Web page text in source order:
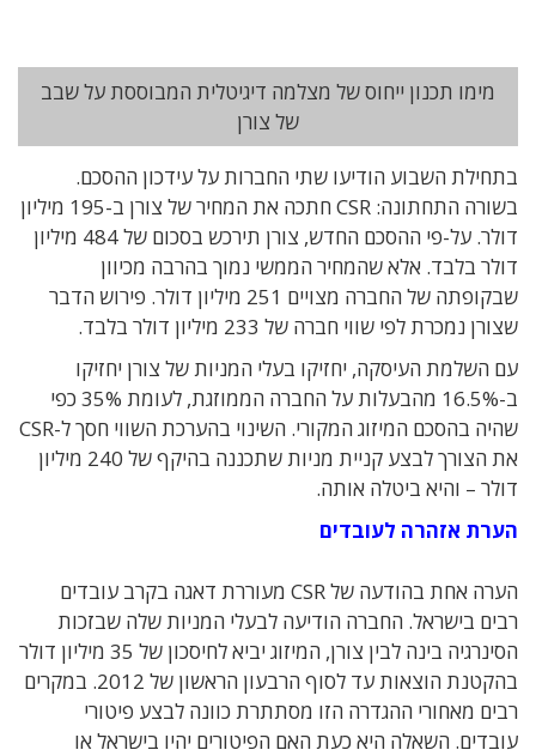
מימו תכנון ייחוס של מצלמה דיגיטלית המבוססת על שבב
של צורן
בתחילת השבוע הודיעו שתי החברות על עידכון ההסכם.
בשורה התחתונה: CSR חתכה את המחיר של צורן ב-195 מיליון
דולר. על-פי ההסכם החדש, צורן תירכש בסכום של 484 מיליון
דולר בלבד. אלא שהמחיר הממשי נמוך בהרבה מכיוון
שבקופתה של החברה מצויים 251 מיליון דולר. פירוש הדבר
שצורן נמכרת לפי שווי חברה של 233 מיליון דולר בלבד.
עם השלמת העיסקה, יחזיקו בעלי המניות של צורן יחזיקו
ב-16.5% מהבעלות על החברה הממוזגת, לעומת 35% כפי
שהיה בהסכם המיזוג המקורי. השינוי בהערכת השווי חסך ל-CSR
את הצורך לבצע קניית מניות שתכננה בהיקף של 240 מיליון
דולר – והיא ביטלה אותה.
הערת אזהרה לעובדים
הערה אחת בהודעה של CSR מעוררת דאגה בקרב עובדים
רבים בישראל. החברה הודיעה לבעלי המניות שלה שבזכות
הסינרגיה בינה לבין צורן, המיזוג יביא לחיסכון של 35 מיליון דולר
בהקטנת הוצאות עד לסוף הרבעון הראשון של 2012. במקרים
רבים מאחורי ההגדרה הזו מסתתרת כוונה לבצע פיטורי
עובדים. השאלה היא כעת האם הפיטורים יהיו בישראל או